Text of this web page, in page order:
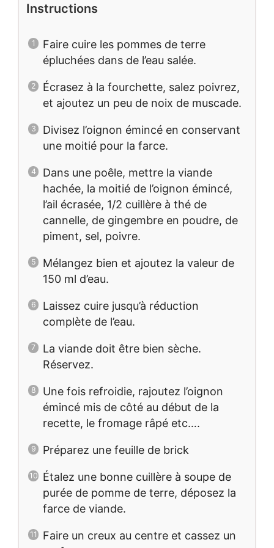
Instructions
Faire cuire les pommes de terre
épluchées dans de l’eau salée.
Écrasez à la fourchette, salez poivrez,
et ajoutez un peu de noix de muscade.
Divisez l’oignon émincé en conservant
une moitié pour la farce.
Dans une poêle, mettre la viande
hachée, la moitié de l’oignon émincé,
l’ail écrasée, 1/2 cuillère à thé de
cannelle, de gingembre en poudre, de
piment, sel, poivre.
Mélangez bien et ajoutez la valeur de
150 ml d’eau.
Laissez cuire jusqu’à réduction
complète de l’eau.
La viande doit être bien sèche.
Réservez.
Une fois refroidie, rajoutez l’oignon
émincé mis de côté au début de la
recette, le fromage râpé etc….
Préparez une feuille de brick
Étalez une bonne cuillère à soupe de
purée de pomme de terre, déposez la
farce de viande.
Faire un creux au centre et cassez un